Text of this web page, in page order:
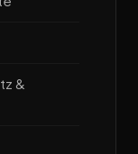
&